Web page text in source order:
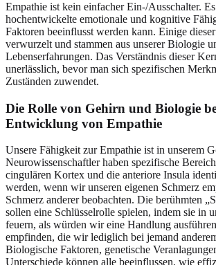
Empathie ist kein einfacher Ein-/Ausschalter.
hochentwickelte emotionale und kognitive
Faktoren beeinflusst werden kann. Einige
verwurzelt und stammen aus unserer Biologie
Lebenserfahrungen. Das Verständnis dieser
unerlässlich, bevor man sich spezifischen
Zuständen zuwendet.
Die Rolle von Gehirn und Biologie
Entwicklung von Empathie
Unsere Fähigkeit zur Empathie ist in unserem
Neurowissenschaftler haben spezifische
cingulären Kortex und die anteriore Insula
werden, wenn wir unseren eigenen Schmerz
Schmerz anderer beobachten. Die berühmten
sollen eine Schlüsselrolle spielen, indem sie in
feuern, als würden wir eine Handlung
empfinden, die wir lediglich bei jemand
Biologische Faktoren, genetische
Unterschiede können alle beeinflussen, wie